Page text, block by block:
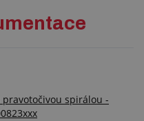
spirálou -